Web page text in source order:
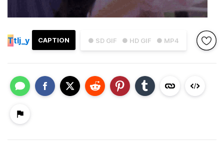
● SD GIF ● HD GIF ● MP4
CAPTION
Ttlj_y